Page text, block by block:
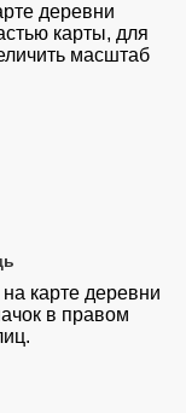
деревни
карты, для
масштаб
карте деревни
в правом